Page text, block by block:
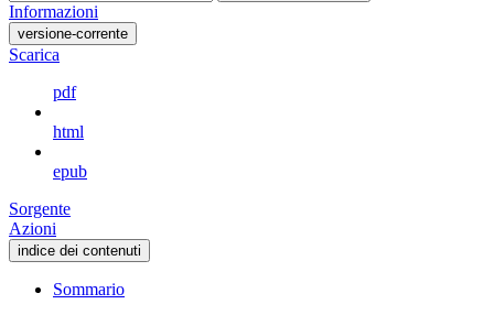
Informazioni
versione-corrente
Scarica
pdf
html
epub
Sorgente
Azioni
indice dei contenuti
Sommario